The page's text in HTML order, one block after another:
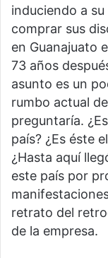
induciendo a
comprar sus
en Guanajuato
73 años
asunto es un
rumbo actual
preguntaría.
país? ¿Es éste
¿Hasta aquí
este país por
retrato del
de la empresa.